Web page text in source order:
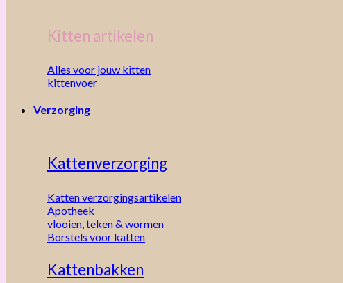
Kitten artikelen
Alles voor jouw kitten
kittenvoer
Verzorging
Kattenverzorging
Katten verzorgingsartikelen
Apotheek
vlooien, teken & wormen
Borstels voor katten
Kattenbakken